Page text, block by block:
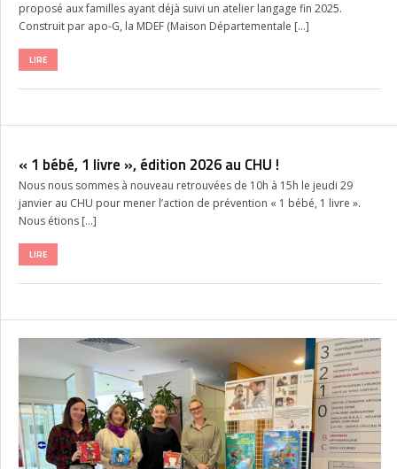
proposé aux familles ayant déjà suivi un atelier langage fin 2025.
Construit par apo-G, la MDEF (Maison Départementale […]
LIRE
« 1 bébé, 1 livre », édition 2026 au CHU !
Nous nous sommes à nouveau retrouvées de 10h à 15h le jeudi 29
janvier au CHU pour mener l’action de prévention « 1 bébé, 1 livre ».
Nous étions […]
LIRE